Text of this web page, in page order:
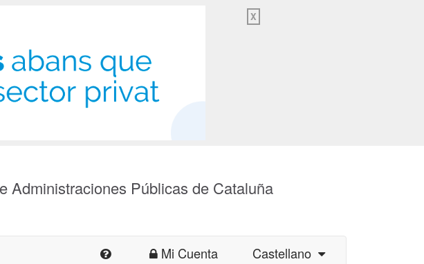
X
Administraciones Públicas de Cataluña
Mi Cuenta Castellano